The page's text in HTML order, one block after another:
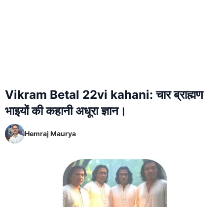
Vikram Betal 22vi kahani: चार ब्राह्मण
भाइयों की कहानी अधूरा ज्ञान।
Hemraj Maurya